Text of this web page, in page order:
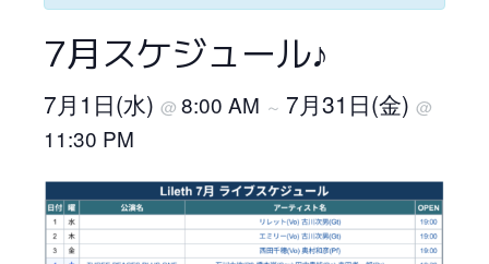
7月スケジュール♪
7月1日(水) @ 8:00 AM ～ 7月31日(金) @
11:30 PM